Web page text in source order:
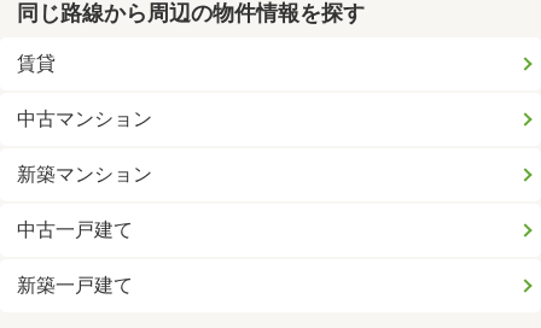
同じ路線から周辺の物件情報を探す
賃貸
中古マンション
新築マンション
中古一戸建て
新築一戸建て